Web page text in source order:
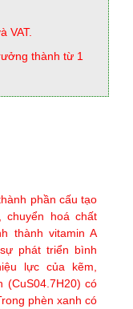
VAT.
thành từ 1
phần cấu tạo
chuyển hoá chất
thành vitamin A
phát triển bình
lực của kẽm,
(CuS04.7H20) có
phèn xanh có